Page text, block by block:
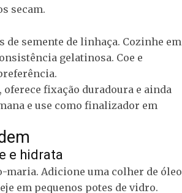
secam.
de semente de linhaça. Cozinhe em
gelatinosa. Coe e
fixação duradoura e ainda
e use como finalizador em
e hidrata
maria. Adicione uma colher de óleo
em pequenos potes de vidro.